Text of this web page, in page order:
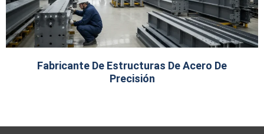
Fabricante De Estructuras De Acero De
Precisión